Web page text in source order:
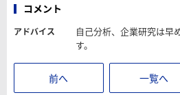
コメント
アドバイス
自己分析、企業研究は早
す。
前へ 一覧へ